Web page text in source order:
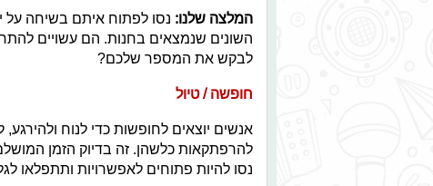
המלצה שלנו: נסו לפתוח איתם בשיחה על
השונים שנמצאים בחנות. הם עשויים
לבקש את המספר שלכם?
חופשה / טיול
אנשים יוצאים לחופשות כדי לנוח
להרפתקאות כלשהן. זה בדיוק הזמן
נסו להיות פתוחים לאפשרויות ותתפלאו